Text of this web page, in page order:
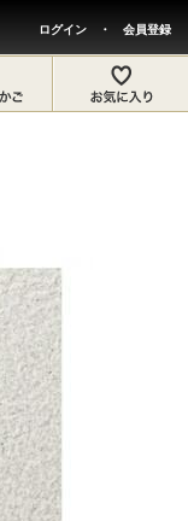
ログイン ・ 会員登録